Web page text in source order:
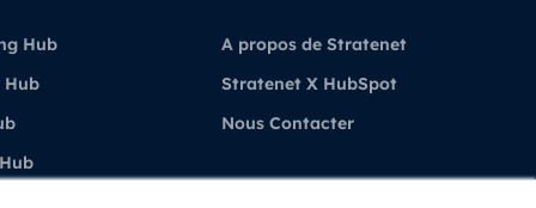
Hub
A propos de Stratenet
Stratenet X HubSpot
Nous Contacter